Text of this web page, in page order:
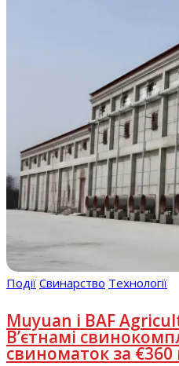
Події Свинарство Технології
Muyuan і BAF
В’єтнамі
свиноматок за